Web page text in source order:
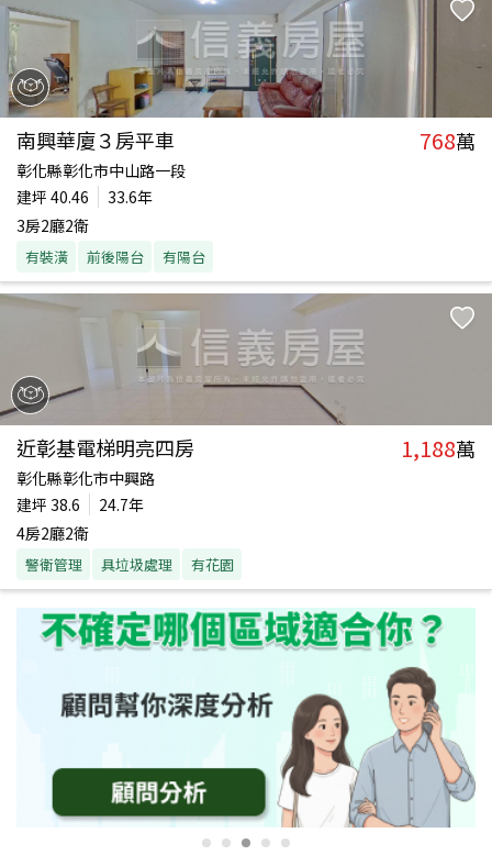
南興華廈３房平車 768萬
彰化縣彰化市中山路一段
建坪 40.46
33.6年
3房2廳2衛
有裝潢 前後陽台 有陽台
近彰基電梯明亮四房 1,188萬
彰化縣彰化市中興路
建坪 38.6
24.7年
4房2廳2衛
警衛管理 具垃圾處理 有花園